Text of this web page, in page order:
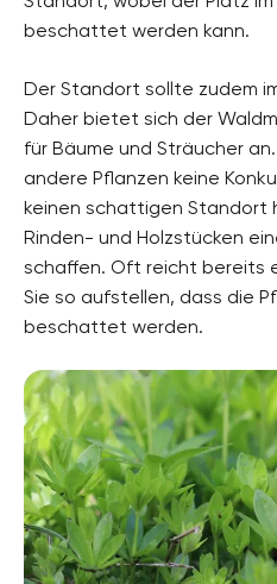
alkalisch
Humus
humusreich
Giftig
Nein
Pflanzenfamilien
Rötegewächse,
Pflanzenarten
Gartenstil
Naturgarten,
beschattet werden kann.
Der Standort sollte zudem
Daher bietet sich der
für Bäume und Sträucher
andere Pflanzen keine
keinen schattigen Standort
Rinden- und Holzstücken
schaffen. Oft reicht bereits
Sie so aufstellen, dass die
beschattet werden.